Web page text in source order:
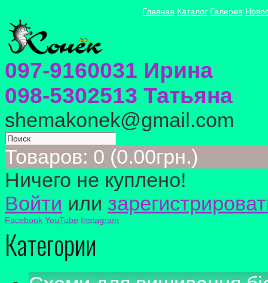
Главная Каталог Галерея
097-9160031 Ирина
098-5302513 Татьяна
shemakonek@gmail.com
Товаров: 0 (0.00грн.)
Ничего не куплено!
Войти или
Facebook YouTube Instagram
Категории